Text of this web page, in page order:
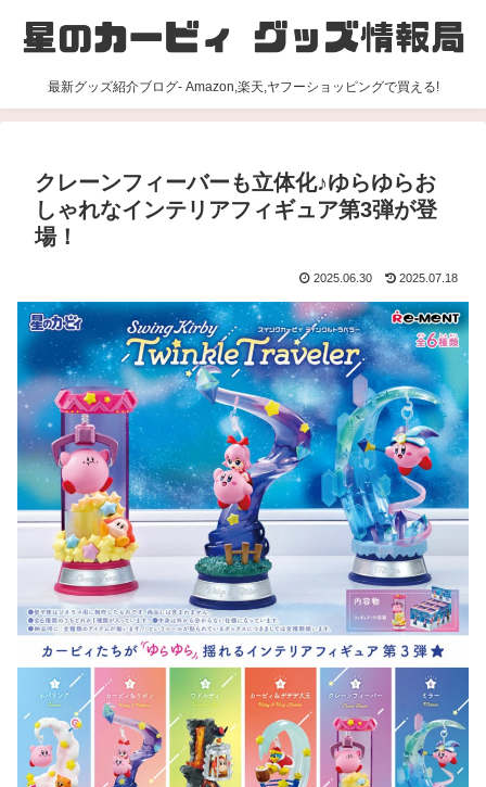
最新グッズ紹介ブログ- Amazon,楽天,ヤフーショッピングで買える!
クレーンフィーバーも立体化♪ゆらゆらお
しゃれなインテリアフィギュア第3弾が登
場！
2025.06.30 2025.07.18